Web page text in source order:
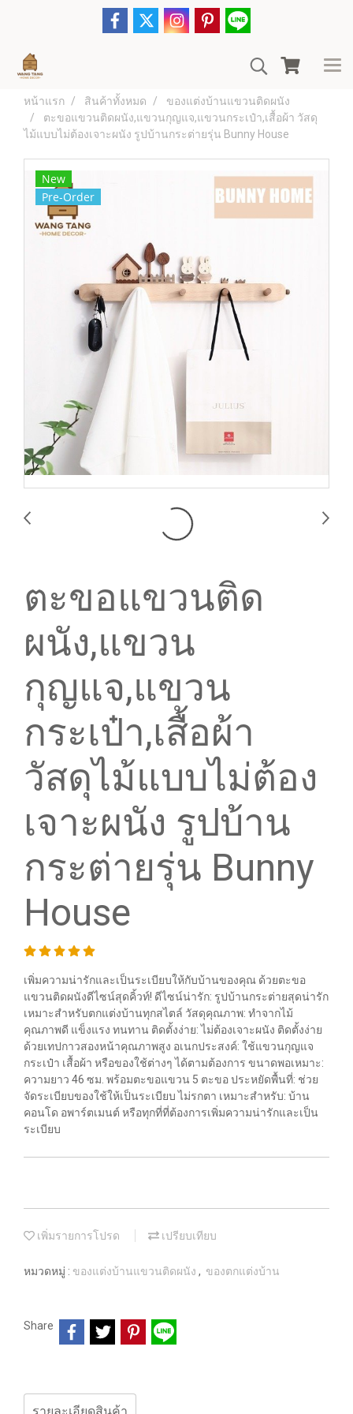
หน้าแรก สินค้าทั้งหมด
ของแต่งบ้านแขวนติดผนัง
ตะขอแขวนติดผนัง,แขวนกุญแจ,แขวนกระเป๋า,เสื้อผ้า วัสดุ
ไม้แบบไม่ต้องเจาะผนัง รูปบ้านกระต่ายรุ่น Bunny House
New
Pre-Order
ตะขอแขวนติด
ผนัง,แขวน
กุญแจ,แขวน
กระเป๋า,เสื้อผ้า
วัสดุไม้แบบไม่ต้อง
เจาะผนัง รูปบ้าน
กระต่ายรุ่น Bunny
House
เพิ่มความน่ารักและเป็นระเบียบให้กับบ้านของคุณ ด้วยตะขอ
แขวนติดผนังดีไซน์สุดคิ้วท์! ดีไซน์น่ารัก: รูปบ้านกระต่ายสุดน่ารัก
เหมาะสำหรับตกแต่งบ้านทุกสไตล์ วัสดุคุณภาพ: ทำจากไม้
คุณภาพดี แข็งแรง ทนทาน ติดตั้งง่าย: ไม่ต้องเจาะผนัง ติดตั้งง่าย
ด้วยเทปกาวสองหน้าคุณภาพสูง อเนกประสงค์: ใช้แขวนกุญแจ
กระเป๋า เสื้อผ้า หรือของใช้ต่างๆ ได้ตามต้องการ ขนาดพอเหมาะ:
ความยาว 46 ซม. พร้อมตะขอแขวน 5 ตะขอ ประหยัดพื้นที่: ช่วย
จัดระเบียบของใช้ให้เป็นระเบียบ ไม่รกตา เหมาะสำหรับ: บ้าน
คอนโด อพาร์ตเมนต์ หรือทุกที่ที่ต้องการเพิ่มความน่ารักและเป็น
ระเบียบ
เพิ่มรายการโปรด เปรียบเทียบ
หมวดหมู่ : ของแต่งบ้านแขวนติดผนัง , ของตกแต่งบ้าน
Share
รายละเอียดสินค้า